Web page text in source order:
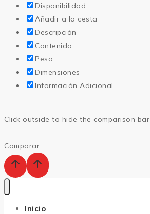
Disponibilidad
Añadir a la cesta
Descripción
Contenido
Peso
Dimensiones
Información Adicional
Click outside to hide the comparison bar
Comparar
Inicio